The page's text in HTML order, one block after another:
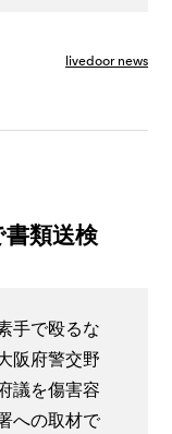
livedoor news
書類送検
手で殴るな
阪府警交野
議を傷害容
への取材で